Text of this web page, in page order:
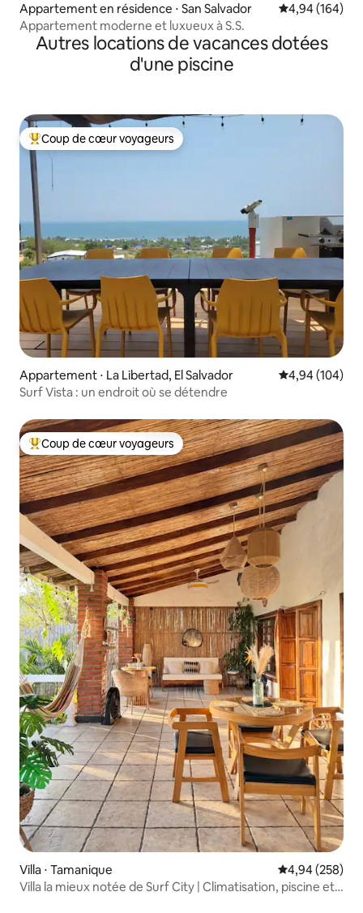
Appartement en résidence ⋅ San Salvador Évaluation
4,94 (164)
Appartement moderne et luxueux à S.S.
Autres locations de vacances dotées
d'une piscine
Coups de cœur voyageurs les plus appréciés
Coup de cœur voyageurs
Appartement ⋅ La Libertad, El Salvador Évaluation
4,94 (104)
Surf Vista : un endroit où se détendre
Coups de cœur voyageurs les plus appréciés
Coup de cœur voyageurs
Villa ⋅ Tamanique Évaluation
4,94 (258)
Villa la mieux notée de Surf City | Climatisation, piscine et